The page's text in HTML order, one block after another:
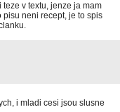
v textu, jenze ja mam
pisu neni recept, je to spis
i mladi cesi jsou slusne